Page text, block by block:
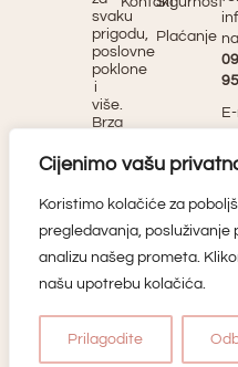
Cijenimo vašu
Koristimo kolačiće za
pregledavanja, posluživanje
analizu našeg prometa.
našu upotrebu kolačića.
Prilagodite
svaku
prigodu,
poslovne
poklone
i
više.
Brza
i
Naručite
sada
stvorite
ukusna
djela!
Plaćanje